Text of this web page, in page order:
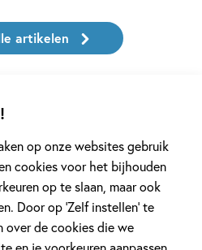
op onze websites gebruik
cookies voor het bijhouden
op te slaan, maar ook
Door op ‘Zelf instellen’ te
over de cookies die we
artikelen